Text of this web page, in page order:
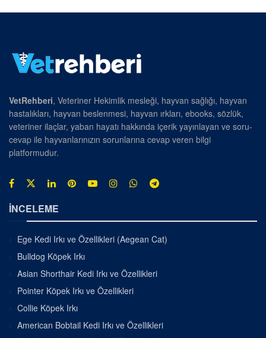
VetRehberi, Veteriner Hekimlik mesleği, hayvan sağlığı, hayvan
hastalıkları, hayvan beslenmesi, hayvan ırkları, ebooks, sözlük,
veteriner ilaçlar, yaban hayatı hakkında içerik yayınlayan ve soru-
cevap ile hayvanlarınızın sorunlarına cevap veren bilgi
platformudur.
İNCELEME
Ege Kedi Irkı ve Özellikleri (Aegean Cat)
Bulldog Köpek Irkı
Asian Shorthair Kedi Irkı ve Özellikleri
Pointer Köpek Irkı ve Özellikleri
Collie Köpek Irkı
American Bobtail Kedi Irkı ve Özellikleri